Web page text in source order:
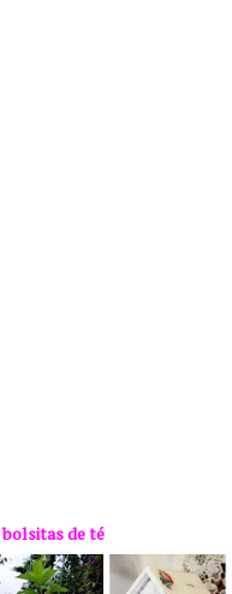
de té